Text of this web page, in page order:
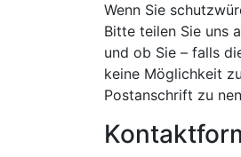
Wenn Sie
Bitte teilen Sie uns
und ob Sie – falls
keine Möglichkeit
Postanschrift zu